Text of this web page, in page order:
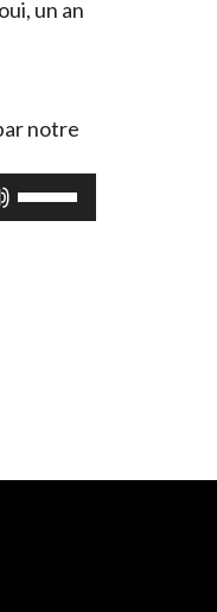
un an
notre
Utilisez
les